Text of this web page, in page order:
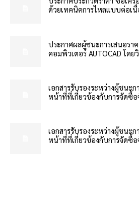
ด้วยเทคนิคการไหลแบบต่อเนื่
ประกาศผลผู้ชนะการเสนอรา
คอมพิวเตอร์ AUTOCAD โดย
เอกสารรับรองระหว่างผู้ชนะก
หน้าที่ที่เกี่ยวข้องกับการจัดซื้อ
เอกสารรับรองระหว่างผู้ชนะก
หน้าที่ที่เกี่ยวข้องกับการจัดซื้อ